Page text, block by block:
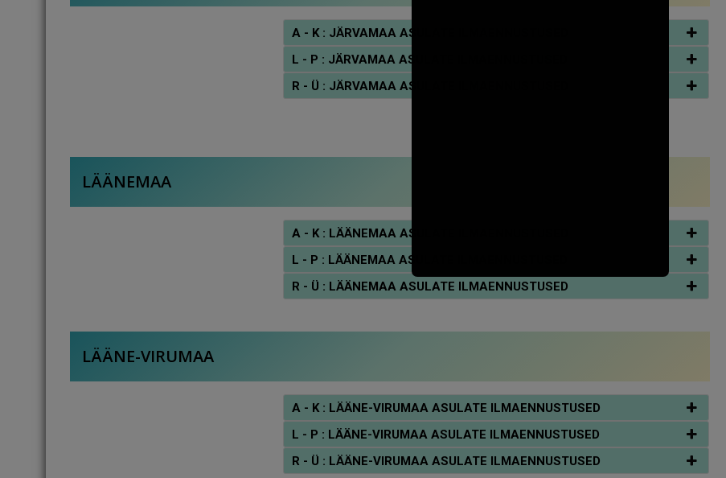
A - K : JÄRVAMAA ASULATE ILMAENNUSTUSED
L - P : JÄRVAMAA ASULATE ILMAENNUSTUSED
R - Ü : JÄRVAMAA ASULATE ILMAENNUSTUSED
LÄÄNEMAA
A - K : LÄÄNEMAA ASULATE ILMAENNUSTUSED
L - P : LÄÄNEMAA ASULATE ILMAENNUSTUSED
R - Ü : LÄÄNEMAA ASULATE ILMAENNUSTUSED
LÄÄNE-VIRUMAA
A - K : LÄÄNE-VIRUMAA ASULATE ILMAENNUSTUSED
L - P : LÄÄNE-VIRUMAA ASULATE ILMAENNUSTUSED
R - Ü : LÄÄNE-VIRUMAA ASULATE ILMAENNUSTUSED